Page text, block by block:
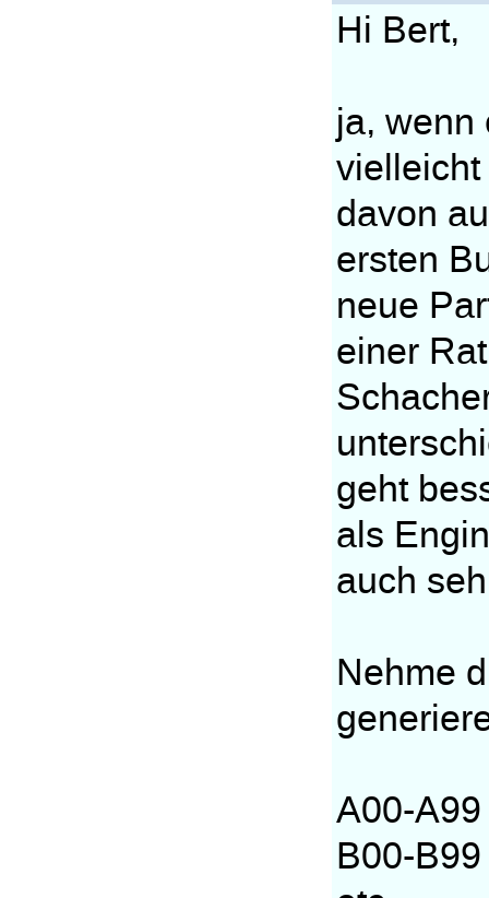
Hi Bert,
ja, wenn
davon
ersten
neue
einer
geht
als
auch
Nehme
A00-
B00-